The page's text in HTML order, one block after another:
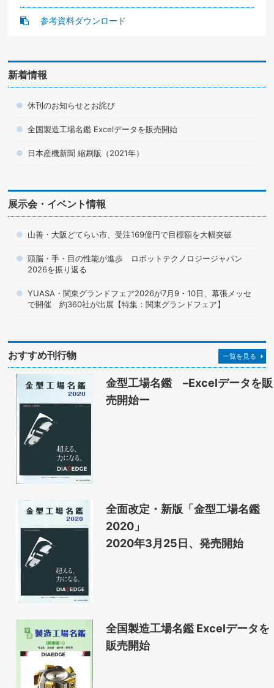
参考資料ダウンロード
新着情報
休刊のお知らせとお詫び
全国製造工場名鑑 Excelデータを販売開始
日本産機新聞 縮刷版（2021年）
展示会・イベント情報
山善・大阪どてらい市、受注169億円で目標額を大幅突破
頭脳・手・目の性能が進歩 ロボットテクノロジージャパン
2026を振り返る
YUASA・関東グランドフェア2026が7月9・10日、幕張メッセ
で開催 約360社が出展【特集：関東グランドフェア】
おすすめ刊行物 一覧を見る
金型工場名鑑 –Excelデータを販
売開始ー
全面改定・新版「金型工場名鑑
2020」
2020年3月25日、発売開始
全国製造工場名鑑 Excelデータを
販売開始